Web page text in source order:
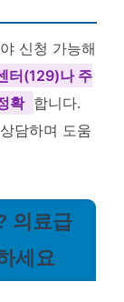
신청 가능해
터(129)나 주
확 합니다.
담하며 도움
의료급
세요